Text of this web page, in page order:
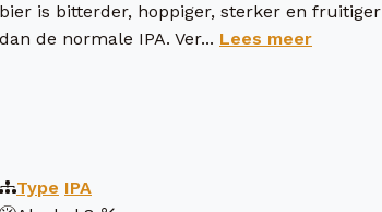
bier is bitterder, hoppiger, sterker en fruitiger
dan de normale IPA. Ver... Lees meer
Type IPA